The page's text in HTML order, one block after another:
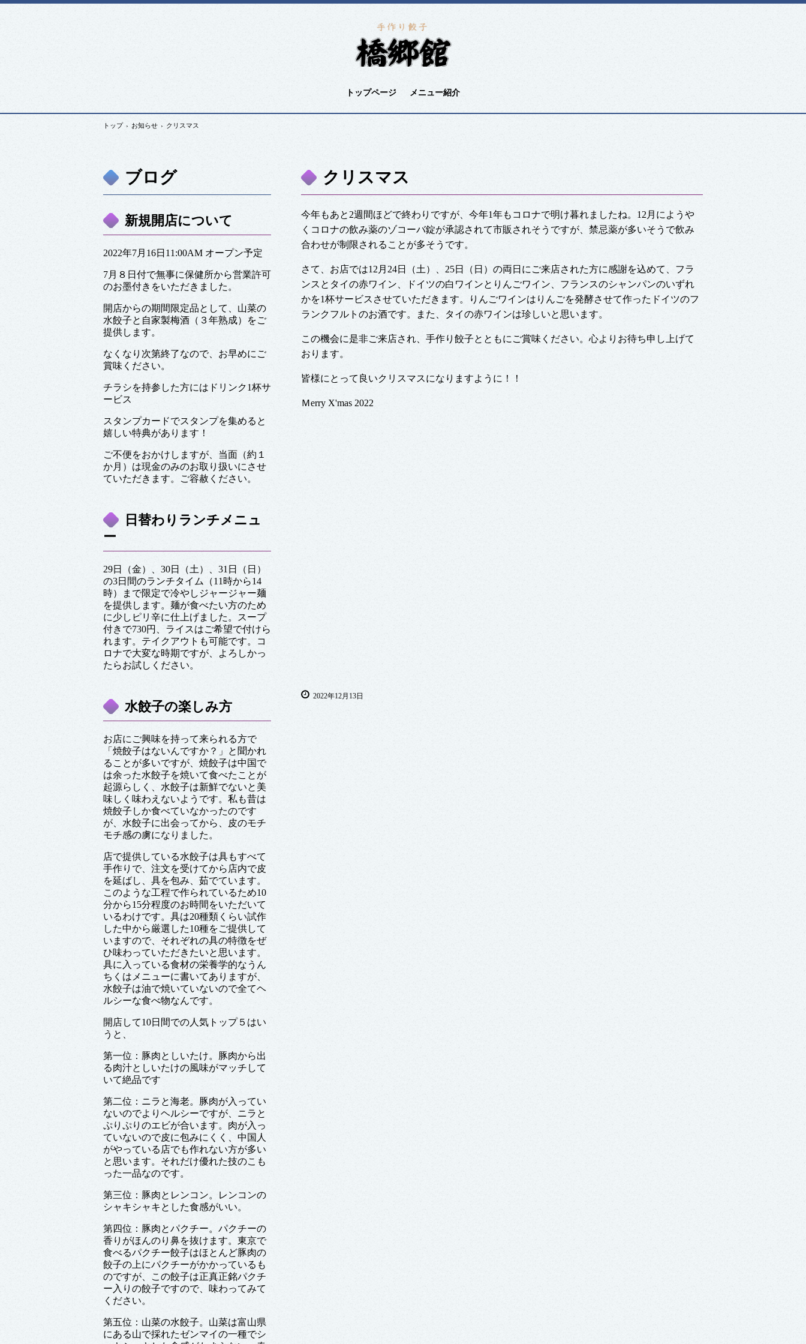
トップページ メニュー紹介
トップ › お知らせ › クリスマス
クリスマス
今年もあと2週間ほどで終わりですが、今年1年もコロナで明け暮れましたね。12月にようや
くコロナの飲み薬のゾコーバ錠が承認されて市販されそうですが、禁忌薬が多いそうで飲み
合わせが制限されることが多そうです。
さて、お店では12月24日（土）、25日（日）の両日にご来店された方に感謝を込めて、フラ
ンスとタイの赤ワイン、ドイツの白ワインとりんごワイン、フランスのシャンパンのいずれ
かを1杯サービスさせていただきます。りんごワインはりんごを発酵させて作ったドイツのフ
ランクフルトのお酒です。また、タイの赤ワインは珍しいと思います。
この機会に是非ご来店され、手作り餃子とともにご賞味ください。心よりお待ち申し上げて
おります。
皆様にとって良いクリスマスになりますように！！
Ｍerry X'mas 2022
2022年12月13日
ブログ
新規開店について
2022年7月16日11:00AM オープン予定
7月８日付で無事に保健所から営業許可
のお墨付きをいただきました。
開店からの期間限定品として、山菜の
水餃子と自家製梅酒（３年熟成）をご
提供します。
なくなり次第終了なので、お早めにご
賞味ください。
チラシを持参した方にはドリンク1杯サ
ービス
スタンプカードでスタンプを集めると
嬉しい特典があります！
ご不便をおかけしますが、当面（約１
か月）は現金のみのお取り扱いにさせ
ていただきます。ご容赦ください。
日替わりランチメニュ
ー
29日（金）、30日（土）、31日（日）
の3日間のランチタイム（11時から14
時）まで限定で冷やしジャージャー麺
を提供します。麺が食べたい方のため
に少しピリ辛に仕上げました。スープ
付きで730円、ライスはご希望で付けら
れます。テイクアウトも可能です。コ
ロナで大変な時期ですが、よろしかっ
たらお試しください。
水餃子の楽しみ方
お店にご興味を持って来られる方で
「焼餃子はないんですか？」と聞かれ
ることが多いですが、焼餃子は中国で
は余った水餃子を焼いて食べたことが
起源らしく、水餃子は新鮮でないと美
味しく味わえないようです。私も昔は
焼餃子しか食べていなかったのです
が、水餃子に出会ってから、皮のモチ
モチ感の虜になりました。
店で提供している水餃子は具もすべて
手作りで、注文を受けてから店内で皮
を延ばし、具を包み、茹でています。
このような工程で作られているため10
分から15分程度のお時間をいただいて
いるわけです。具は20種類くらい試作
した中から厳選した10種をご提供して
いますので、それぞれの具の特徴をぜ
ひ味わっていただきたいと思います。
具に入っている食材の栄養学的なうん
ちくはメニューに書いてありますが、
水餃子は油で焼いていないので全てヘ
ルシーな食べ物なんです。
開店して10日間での人気トップ５はい
うと、
第一位：豚肉としいたけ。豚肉から出
る肉汁としいたけの風味がマッチして
いて絶品です
第二位：ニラと海老。豚肉が入ってい
ないのでよりヘルシーですが、ニラと
ぷりぷりのエビが合います。肉が入っ
ていないので皮に包みにくく、中国人
がやっている店でも作れない方が多い
と思います。それだけ優れた技のこも
った一品なのです。
第三位：豚肉とレンコン。レンコンの
シャキシャキとした食感がいい。
第四位：豚肉とパクチー。パクチーの
香りがほんのり鼻を抜けます。東京で
食べるパクチー餃子はほとんど豚肉の
餃子の上にパクチーがかかっているも
のですが、この餃子は正真正銘パクチ
ー入りの餃子ですので、味わってみて
ください。
第五位：山菜の水餃子。山菜は富山県
にある山で採れたゼンマイの一種でシ